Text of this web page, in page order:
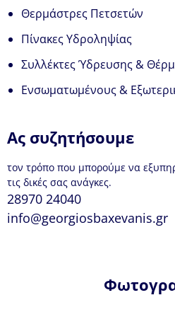
Θερμάστρες Πετσετών
Πίνακες Υδροληψίας
Συλλέκτες Ύδρευσης &
Ενσωματωμένους &
Ας συζητήσουμε
τον τρόπο που μπορούμε να
τις δικές σας ανάγκες.
28970 24040
info@georgiosbaxevanis.gr